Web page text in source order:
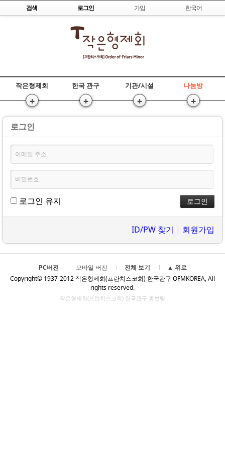
Skip to content
검색 로그인 가입 한국어
작은형제회
+
한국 관구
+
기관/시설
+
나눔방
+
로그인
로그인 유지
ID/PW 찾기 | 회원가입
PC버전 모바일 버전 전체 보기
▲ 위로
Copyright© 1937-2012 작은형제회(프란치스코회) 한국관구 OFMKOREA, All
rights reserved.
작은형제회(프란치스코회) 한국관구 홍보팀